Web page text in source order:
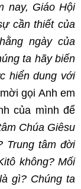
nay, Giáo Hội
cần thiết của
ngày của
ta hãy biến
hiển dung với
gọi Anh em
của mình để
Chúa Giêsu
Trung tâm đời
không? Mối
gì? Chúng ta